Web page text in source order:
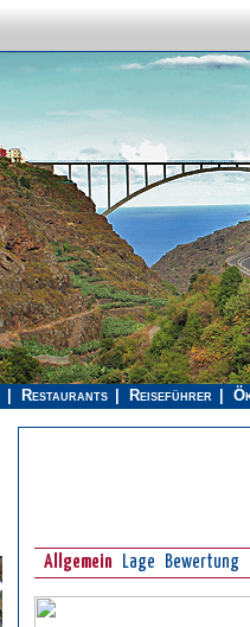
Restaurants Reiseführer
Allgemein Lage Bewertung